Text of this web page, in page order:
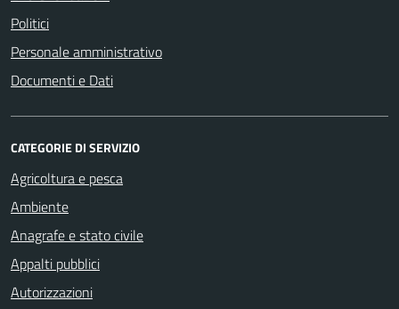
Politici
Personale amministrativo
Documenti e Dati
CATEGORIE DI SERVIZIO
Agricoltura e pesca
Ambiente
Anagrafe e stato civile
Appalti pubblici
Autorizzazioni